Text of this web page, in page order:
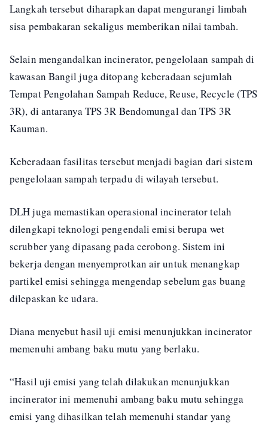
Langkah tersebut diharapkan dapat mengurangi limbah
sisa pembakaran sekaligus memberikan nilai tambah.
Selain mengandalkan incinerator, pengelolaan sampah di
kawasan Bangil juga ditopang keberadaan sejumlah
Tempat Pengolahan Sampah Reduce, Reuse, Recycle (TPS
3R), di antaranya TPS 3R Bendomungal dan TPS 3R
Kauman.
Keberadaan fasilitas tersebut menjadi bagian dari sistem
pengelolaan sampah terpadu di wilayah tersebut.
DLH juga memastikan operasional incinerator telah
dilengkapi teknologi pengendali emisi berupa wet
scrubber yang dipasang pada cerobong. Sistem ini
bekerja dengan menyemprotkan air untuk menangkap
partikel emisi sehingga mengendap sebelum gas buang
dilepaskan ke udara.
Diana menyebut hasil uji emisi menunjukkan incinerator
memenuhi ambang baku mutu yang berlaku.
“Hasil uji emisi yang telah dilakukan menunjukkan
incinerator ini memenuhi ambang baku mutu sehingga
emisi yang dihasilkan telah memenuhi standar yang